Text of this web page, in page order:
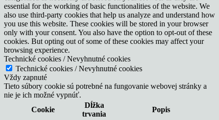
essential for the working of basic functionalities of the website. We
also use third-party cookies that help us analyze and understand how
you use this website. These cookies will be stored in your browser
only with your consent. You also have the option to opt-out of these
cookies. But opting out of some of these cookies may affect your
browsing experience.
Technické cookies / Nevyhnutné cookies
Technické cookies / Nevyhnutné cookies
Vždy zapnuté
Tieto súbory cookie sú potrebné na fungovanie webovej stránky a
nie je ich možné vypnúť.
Cookie
Dĺžka
trvania
Popis